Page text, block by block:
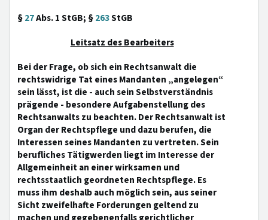
§27Abs. 1 StGB; §263StGB
Leitsatz des Bearbeiters
Bei der Frage, ob sich ein Rechtsanwalt die
rechtswidrige Tat eines Mandanten „angelegen“
sein lässt, ist die - auch sein Selbstverständnis
prägende - besondere Aufgabenstellung des
Rechtsanwalts zu beachten. Der Rechtsanwalt ist
Organ der Rechtspflege und dazu berufen, die
Interessen seines Mandanten zu vertreten. Sein
berufliches Tätigwerden liegt im Interesse der
Allgemeinheit an einer wirksamen und
rechtsstaatlich geordneten Rechtspflege. Es
muss ihm deshalb auch möglich sein, aus seiner
Sicht zweifelhafte Forderungen geltend zu